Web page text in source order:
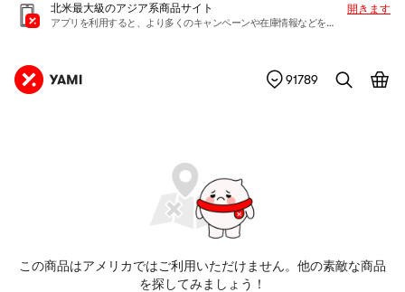
北米最大級のアジア系商品サイト
アプリを利用すると、より多くのキャンペーンや在庫情報などを入手できます
開きます
91789
この商品はアメリカではご利用いただけません。他の素敵な商品
を探してみましょう！